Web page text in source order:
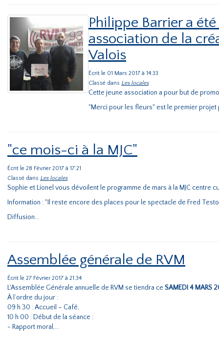
Philippe Barrier a
association de la
Valois
Écrit le 01 Mars 2017 à 14:33
Classé dans Les locales
Cette jeune association a pour but de
"Merci pour les fleurs" est le premier projet
"ce mois-ci à la MJC"
Écrit le 28 Février 2017 à 17:21
Classé dans Les locales
Sophie et Lionel vous dévoilent le programme de mars à la MJC centre
Information : "Il reste encore des places pour le spectacle de Fred
Diffusion...
Assemblée générale de RVM
Écrit le 27 Février 2017 à 21:34
L'Assemblée Générale annuelle de RVM se tiendra ce SAMEDI 4 MARS
À l’ordre du jour :
09 h 30 : Accueil – Café,
10 h 00 : Début de la séance :
- Rapport moral,...